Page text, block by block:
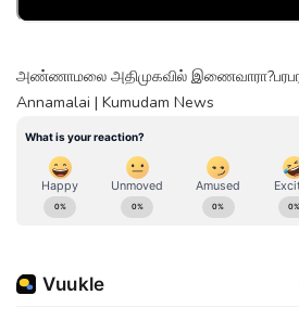
அண்ணாமலை அதிமுகவில்
Annamalai | Kumudam News